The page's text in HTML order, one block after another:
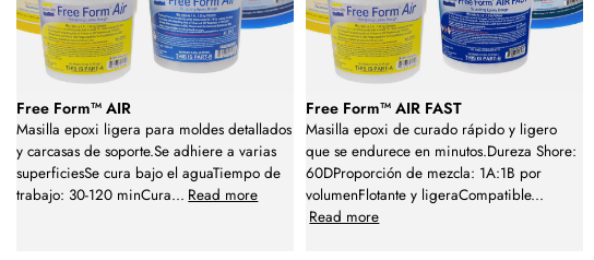
Free Form™ AIR
Masilla epoxi ligera para moldes detallados
y carcasas de soporte.Se adhiere a varias
superficiesSe cura bajo el aguaTiempo de
trabajo: 30-120 minCura... Read more
Free Form™ AIR FAST
Masilla epoxi de curado rápido y ligero
que se endurece en minutos.Dureza Shore:
60DProporción de mezcla: 1A:1B por
volumenFlotante y ligeraCompatible...
Read more